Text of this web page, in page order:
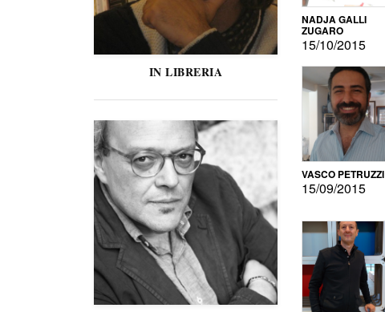
IN LIBRERIA
NADJA GALLI
ZUGARO
15/10/2015
VASCO PETRUZZI
15/09/2015